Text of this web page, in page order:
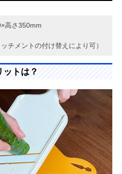
高さ350mm
チメントの付け替えにより可）
トは？